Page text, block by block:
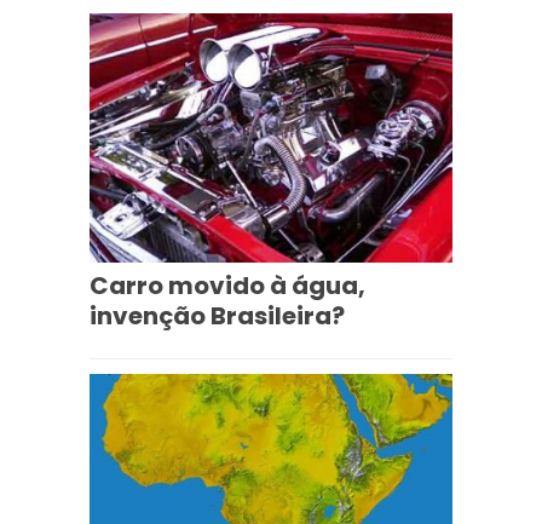
Carro movido à água,
invenção Brasileira?